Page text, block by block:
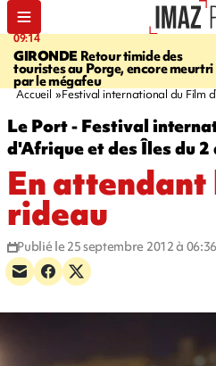
09:14
GIRONDE Retour timide des
touristes au Porge, encore meurtri
par le mégafeu
Accueil Festival international du Film
Le Port - Festival
d'Afrique et des Îles du 2
En attendant
rideau
Publié le 25 septembre 2012 à 06:36